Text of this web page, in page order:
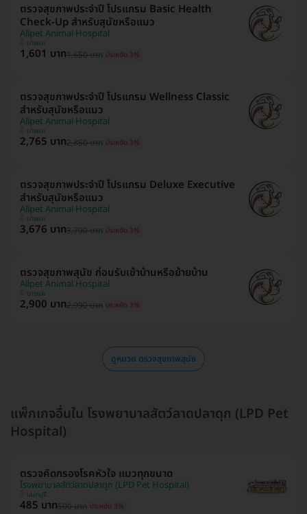
ตรวจสุขภาพประจำปี โปรแกรม Basic Health
Check-Up สำหรับสุนัขหรือแมว
Allpet Animal Hospital
บางแค
1,601 บาท1,650 บาท ประหยัด 3%
ตรวจสุขภาพประจำปี โปรแกรม Wellness Classic
สำหรับสุนัขหรือแมว
Allpet Animal Hospital
บางแค
2,765 บาท2,850 บาท ประหยัด 3%
ตรวจสุขภาพประจำปี โปรแกรม Deluxe Executive
สำหรับสุนัขหรือแมว
Allpet Animal Hospital
บางแค
3,676 บาท3,790 บาท ประหยัด 3%
ตรวจสุขภาพสุนัข ก่อนรับเข้าบ้านหรือย้ายบ้าน
Allpet Animal Hospital
บางแค
2,900 บาท2,990 บาท ประหยัด 3%
ดูหมวด ตรวจสุขภาพสุนัข
แพ็กเกจอื่นใน โรงพยาบาลสัตว์ลาดปลาดุก (LPD Pet
Hospital)
ตรวจคัดกรองโรคหัวใจ แมวทุกขนาด
โรงพยาบาลสัตว์ลาดปลาดุก (LPD Pet Hospital)
นนทบุรี
485 บาท500 บาท ประหยัด 3%